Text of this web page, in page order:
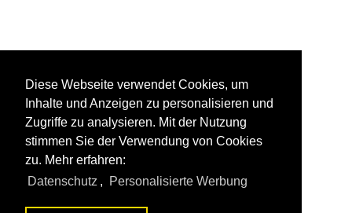
Diese Webseite verwendet Cookies, um
Inhalte und Anzeigen zu personalisieren und
Zugriffe zu analysieren. Mit der Nutzung
stimmen Sie der Verwendung von Cookies
zu. Mehr erfahren:
Datenschutz , Personalisierte Werbung